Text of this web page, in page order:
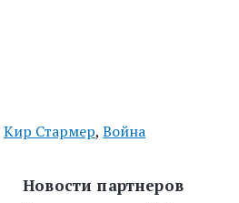
Кир Стармер, Война
Новости партнеров